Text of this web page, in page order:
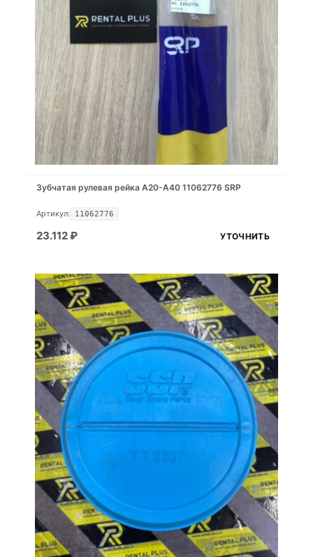
Зубчатая рулевая рейка A20-A40 11062776 SRP
Артикул: 11062776
23.112₽ УТОЧНИТЬ